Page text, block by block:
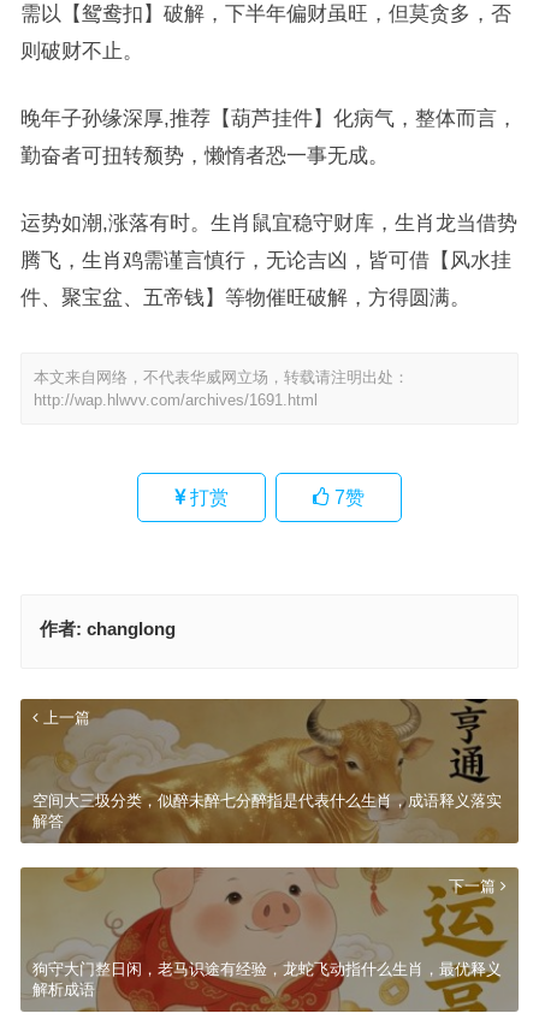
需以【鸳鸯扣】破解，下半年偏财虽旺，但莫贪多，否
则破财不止。
晚年子孙缘深厚,推荐【葫芦挂件】化病气，整体而言，
勤奋者可扭转颓势，懒惰者恐一事无成。
运势如潮,涨落有时。生肖鼠宜稳守财库，生肖龙当借势
腾飞，生肖鸡需谨言慎行，无论吉凶，皆可借【风水挂
件、聚宝盆、五帝钱】等物催旺破解，方得圆满。
本文来自网络，不代表华威网立场，转载请注明出处：
http://wap.hlwvv.com/archives/1691.html
打赏 7赞
作者: changlong
上一篇
空间大三圾分类，似醉未醉七分醉指是代表什么生肖，成语释义落实
解答
下一篇
狗守大门整日闲，老马识途有经验，龙蛇飞动指什么生肖，最优释义
解析成语